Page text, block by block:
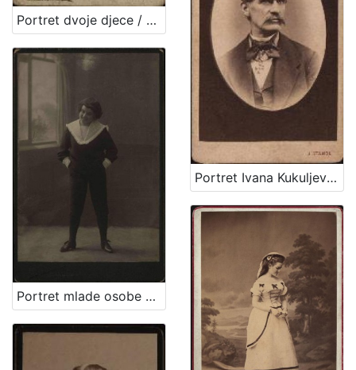
Portret dvoje djece / G. & I. Varga
Portret Ivana Kukuljevića Sakcinskog / I. Standl
Portret mlade osobe u tamnom kostimu / A. Brauner ; [izradio] A. Brauner - fotografički artistički atelier za modernu fotografiju